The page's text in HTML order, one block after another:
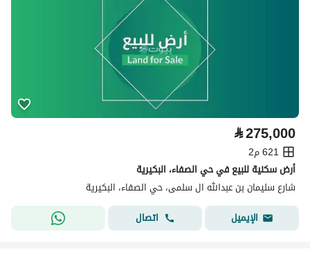
⃁275,000
621 م2
أرض سكنية للبيع في حي الصفاء، البكيرية
شارع سليمان بن عبدالله ال سلمى، حي الصفاء، البكيرية
الإيميل
اتصال